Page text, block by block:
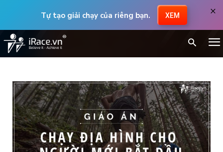
Tự tạo giải chạy của riêng bạn. XEM ×